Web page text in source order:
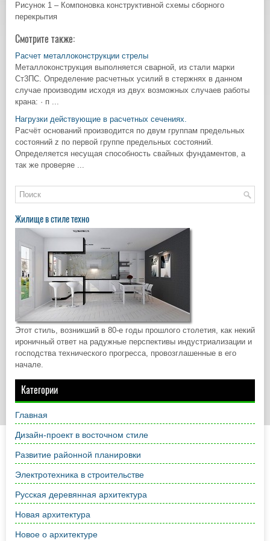
Рисунок 1 – Компоновка конструктивной схемы сборного
перекрытия
Смотрите также:
Расчет металлоконструкции стрелы
Металлоконструкция выполняется сварной, из стали марки
Ст3ПС. Определение расчетных усилий в стержнях в данном
случае производим исходя из двух возможных случаев работы
крана: · п ...
Нагрузки действующие в расчетных сечениях.
Расчёт оснований производится по двум группам предельных
состояний z по первой группе предельных состояний.
Определяется несущая способность свайных фундаментов, а
так же проверяе ...
Жилище в стиле техно
Этот стиль, возникший в 80-е годы прошлого столетия, как некий
ироничный ответ на радужные перспективы индустриализации и
господства технического прогресса, провозглашенные в его
начале.
Категории
Главная
Дизайн-проект в восточном стиле
Развитие районной планировки
Электротехника в строительстве
Русская деревянная архитектура
Новая архитектура
Новое о архитектуре